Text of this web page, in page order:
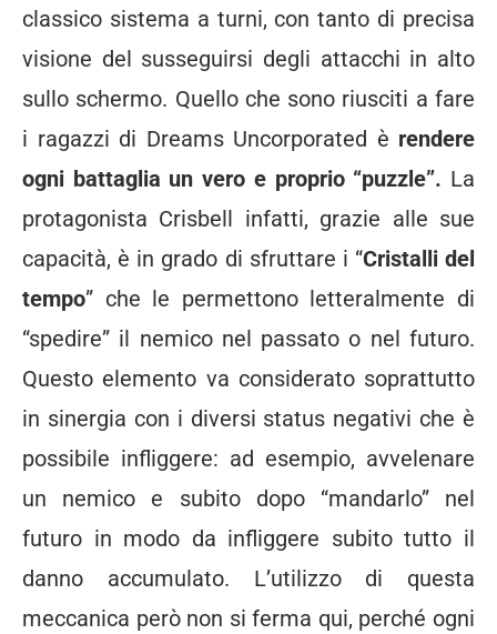
classico sistema a turni, con tanto di precisa
visione del susseguirsi degli attacchi in alto
sullo schermo. Quello che sono riusciti a fare
i ragazzi di Dreams Uncorporated è rendere
ogni battaglia un vero e proprio “puzzle”. La
protagonista Crisbell infatti, grazie alle sue
capacità, è in grado di sfruttare i “Cristalli del
tempo” che le permettono letteralmente di
“spedire” il nemico nel passato o nel futuro.
Questo elemento va considerato soprattutto
in sinergia con i diversi status negativi che è
possibile infliggere: ad esempio, avvelenare
un nemico e subito dopo “mandarlo” nel
futuro in modo da infliggere subito tutto il
danno accumulato. L’utilizzo di questa
meccanica però non si ferma qui, perché ogni